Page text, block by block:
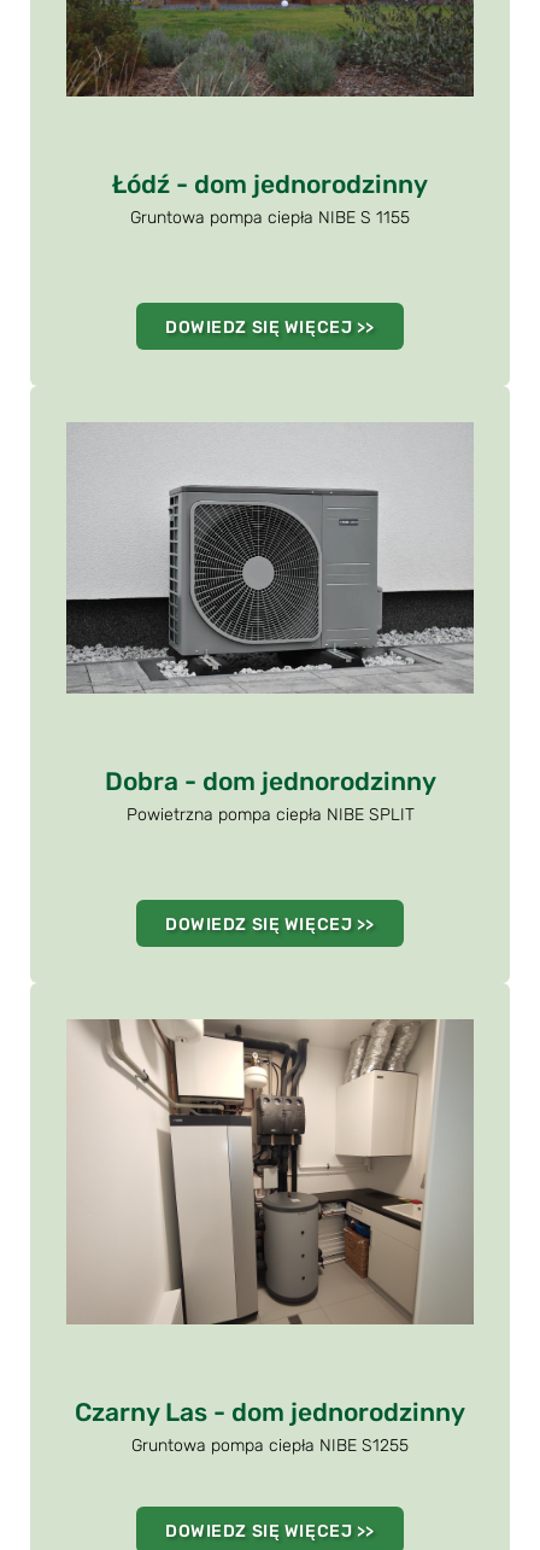
Łódź - dom jednorodzinny
Gruntowa pompa ciepła NIBE S 1155
DOWIEDZ SIĘ WIĘCEJ >>
Dobra - dom jednorodzinny
Powietrzna pompa ciepła NIBE SPLIT
DOWIEDZ SIĘ WIĘCEJ >>
Czarny Las - dom jednorodzinny
Gruntowa pompa ciepła NIBE S1255
DOWIEDZ SIĘ WIĘCEJ >>